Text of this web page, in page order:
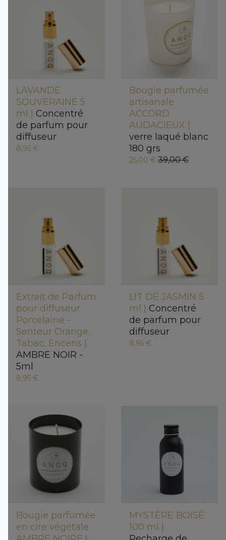
LAVANDE
SOUVERAINE 5
ml | Concentré
de parfum pour
diffuseur
8,95 €
Bougie parfumée
artisanale
ACCORD
AUDACIEUX |
verre laqué blanc
180 grs
25,00 € 39,00 €
Extrait de Parfum
pour diffuseur
Porcelaine -
Senteur Orange,
Tabac, Encens |
AMBRE NOIR -
5ml
8,95 €
LIT DE JASMIN 5
ml | Concentré
de parfum pour
diffuseur
8,95 €
Bougie parfumée
en cire végétale
MYSTÈRE BOISÉ
100 ml |